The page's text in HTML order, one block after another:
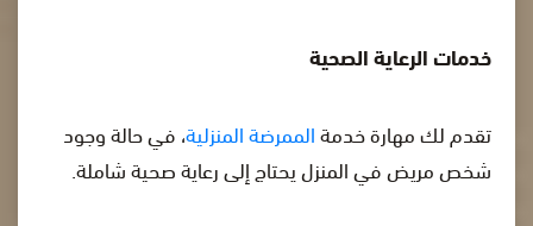
خدمات الرعاية الصحية
تقدم لك مهارة خدمةالممرضة المنزلية، في حالة وجود
شخص مريض في المنزل يحتاج إلى رعاية صحية شاملة.